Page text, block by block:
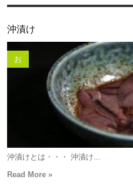
沖漬け
お
沖漬けとは・・・ 沖漬け...
Read More »